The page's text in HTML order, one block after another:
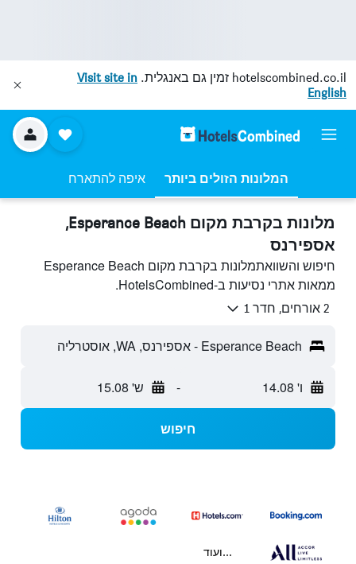
hotelscombined.co.il זמין גם באנגלית. Visit site in
English
המלונות הזולים ביותר איפה להתארח
מלונות בקרבת מקום Esperance Beach,
אספירנס
חיפוש והשוואתמלונות בקרבת מקום Esperance Beach
ממאות אתרי נסיעות ב-HotelsCombined.
2 אורחים, חדר 1
Esperance Beach - אספירנס, WA, אוסטרליה
ו' 14.08 - ש' 15.08
חיפוש
...ועוד